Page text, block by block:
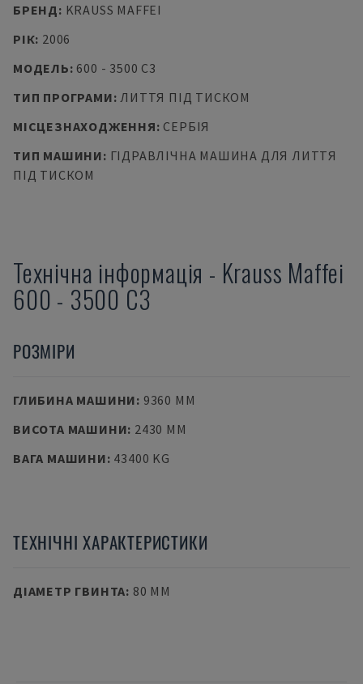
БРЕНД: KRAUSS MAFFEI
РІК: 2006
МОДЕЛЬ: 600 - 3500 C3
ТИП ПРОГРАМИ:ЛИТТЯ ПІД ТИСКОМ
МІСЦЕЗНАХОДЖЕННЯ: СЕРБІЯ
ТИП МАШИНИ: ГІДРАВЛІЧНА МАШИНА ДЛЯ ЛИТТЯ
ПІД ТИСКОМ
Технічна інформація - Krauss Maffei
600 - 3500 C3
РОЗМІРИ
ГЛИБИНА МАШИНИ: 9360 MM
ВИСОТА МАШИНИ: 2430 MM
ВАГА МАШИНИ: 43400 KG
ТЕХНІЧНІ ХАРАКТЕРИСТИКИ
ДІАМЕТР ГВИНТА: 80 MM